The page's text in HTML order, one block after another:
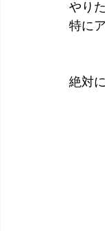
やり
特に
絶対